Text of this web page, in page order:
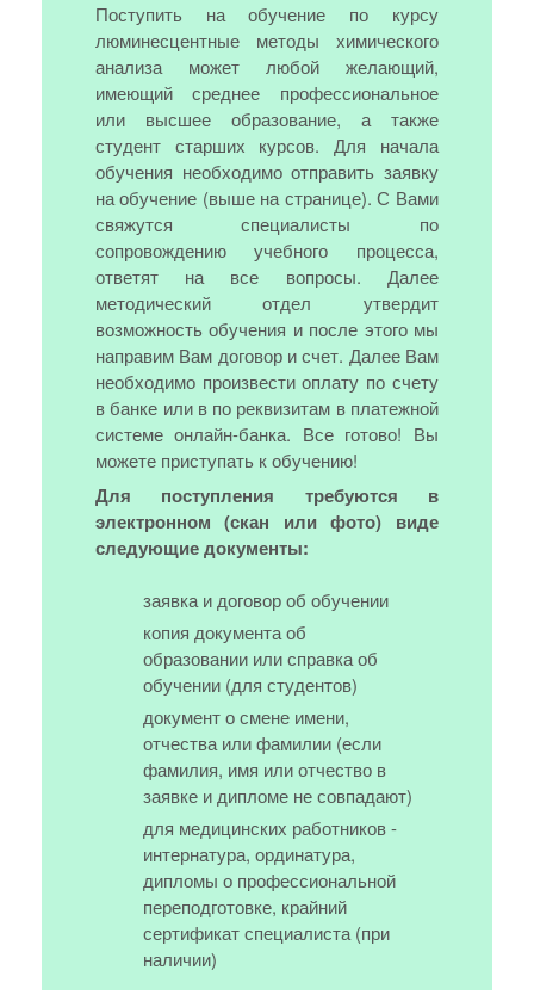
Поступить на обучение по курсу
люминесцентные методы химического
анализа может любой желающий,
имеющий среднее профессиональное
или высшее образование, а также
студент старших курсов. Для начала
обучения необходимо отправить заявку
на обучение (выше на странице). С Вами
свяжутся специалисты по
сопровождению учебного процесса,
ответят на все вопросы. Далее
методический отдел утвердит
возможность обучения и после этого мы
направим Вам договор и счет. Далее Вам
необходимо произвести оплату по счету
в банке или в по реквизитам в платежной
системе онлайн-банка. Все готово! Вы
можете приступать к обучению!
Для поступления требуются в
электронном (скан или фото) виде
следующие документы:
заявка и договор об обучении
копия документа об
образовании или справка об
обучении (для студентов)
документ о смене имени,
отчества или фамилии (если
фамилия, имя или отчество в
заявке и дипломе не совпадают)
для медицинских работников -
интернатура, ординатура,
дипломы о профессиональной
переподготовке, крайний
сертификат специалиста (при
наличии)